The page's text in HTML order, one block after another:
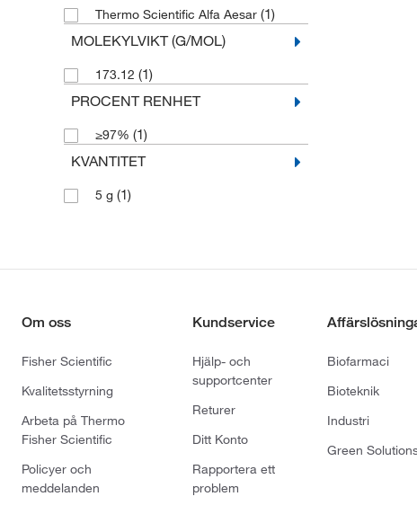
Thermo Scientific Alfa Aesar (1)
MOLEKYLVIKT (G/MOL)
173.12 (1)
PROCENT RENHET
≥97% (1)
KVANTITET
5 g (1)
Om oss
Fisher Scientific
Kvalitetsstyrning
Arbeta på Thermo
Fisher Scientific
Policyer och
meddelanden
Kundservice
Hjälp- och
supportcenter
Returer
Ditt Konto
Rapportera ett
problem
Biofarmaci
Bioteknik
Industri
Green